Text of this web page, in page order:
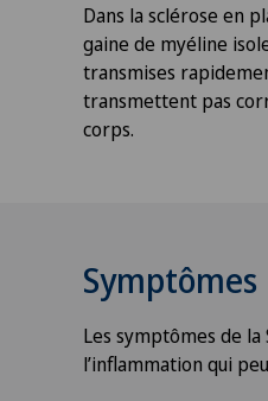
Dans la sclérose en
gaine de myéline
transmises
transmettent pas
corps.
Symptômes
Les symptômes de la
l’inflammation qui